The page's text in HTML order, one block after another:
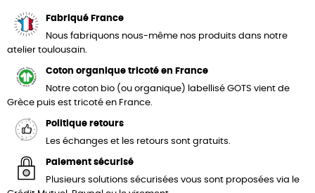
Fabriqué France
Nous fabriquons nous-même nos produits dans notre
atelier toulousain.
Coton organique tricoté en France
Notre coton bio (ou organique) labellisé GOTS vient de
Grèce puis est tricoté en France.
Politique retours
Les échanges et les retours sont gratuits.
Paiement sécurisé
Plusieurs solutions sécurisées vous sont proposées via le